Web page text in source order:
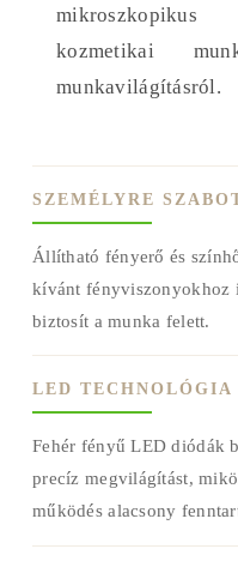
kozmetikai
munkavilágításról.
SZEMÉLYRE
Állítható fényerő és
kívánt fényviszonyokhoz
biztosít a munka felett.
LED TECHNOLÓGIA
Fehér fényű LED diódák
precíz megvilágítást,
működés alacsony